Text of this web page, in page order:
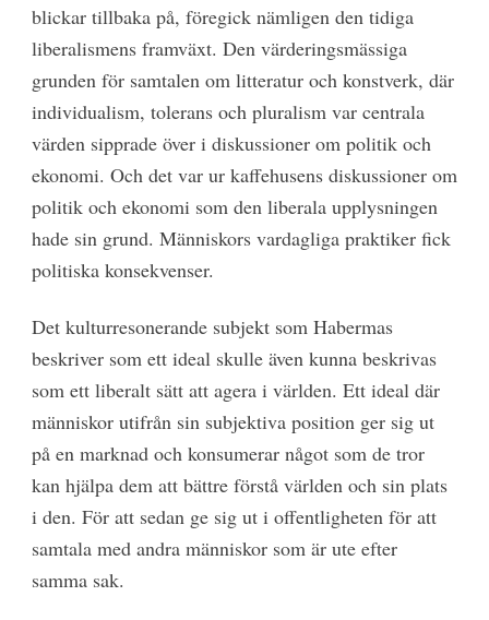
blickar tillbaka på, föregick nämligen den tidiga
liberalismens framväxt. Den värderingsmässiga
grunden för samtalen om litteratur och konstverk, där
individualism, tolerans och pluralism var centrala
värden sipprade över i diskussioner om politik och
ekonomi. Och det var ur kaffehusens diskussioner om
politik och ekonomi som den liberala upplysningen
hade sin grund. Människors vardagliga praktiker fick
politiska konsekvenser.
Det kulturresonerande subjekt som Habermas
beskriver som ett ideal skulle även kunna beskrivas
som ett liberalt sätt att agera i världen. Ett ideal där
människor utifrån sin subjektiva position ger sig ut
på en marknad och konsumerar något som de tror
kan hjälpa dem att bättre förstå världen och sin plats
i den. För att sedan ge sig ut i offentligheten för att
samtala med andra människor som är ute efter
samma sak.